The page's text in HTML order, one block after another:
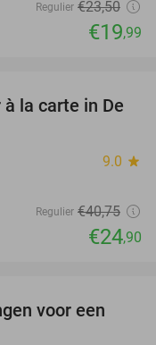
Regulier €23,50
€19,99
39%
la carte in De
9.0 star
Regulier €40,75
€24,90
86%
voor een